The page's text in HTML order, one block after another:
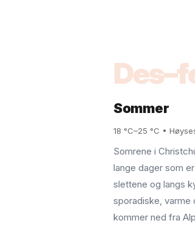
Sommer
18 °C–25 °C •
Somrene i
lange dager som
slettene og langs
sporadiske, varme
kommer ned fra